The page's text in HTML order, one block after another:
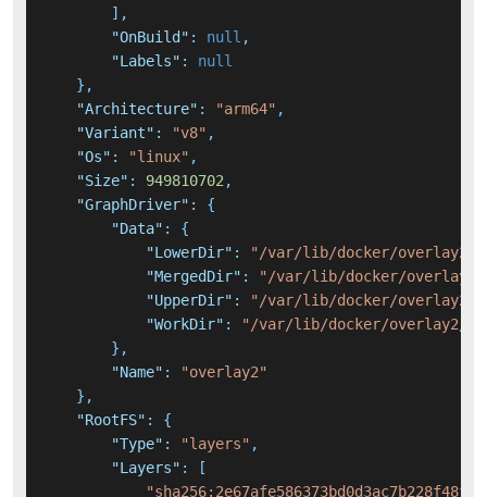
] ,
"OnBuild" : null ,
"Labels" :
null
} ,
"Architecture" : "arm64" ,
"Variant" : "v8" ,
"Os" : "linux" ,
"Size" : 949810702,
"GraphDriver" :
{
"Data" :
{
"LowerDir" :
"/var/lib/docker/overlay2/
"MergedDir" :
"/var/lib/docker/overlay2/
"UpperDir" :
"/var/lib/docker/overlay2/
"WorkDir" :
"/var/lib/docker/overlay2/
} ,
"Name" :
"overlay2"
} ,
"RootFS" :
{
"Type" : "layers" ,
"Layers" :
[